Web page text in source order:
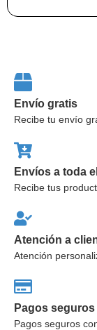
Envío gratis
Recibe tu envío
Envíos a toda
Recibe tus
Atención a
Atención
Pagos seguros
Pagos seguros